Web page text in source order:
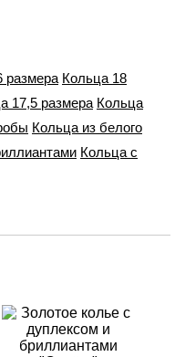
размера Кольца 18
17,5 размера Кольца
Кольца из белого
Кольца с